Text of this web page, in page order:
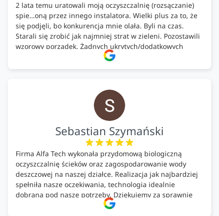
2 lata temu uratowali moją oczyszczalnię (rozsączanie)
spie…oną przez innego instalatora. Wielki plus za to, że
się podjęli, bo konkurencja mnie olała. Byli na czas.
Starali się zrobić jak najmniej strat w zieleni. Pozostawili
wzorowy porządek. Żadnych ukrytych/dodatkowych
kosztów. Zaskoczenie. Kontakt bardzo OK. Obsługa
pomontażowa również OK. A ich środki do oczyszczalni –
Sebastian Szymański
Firma Alfa Tech wykonała przydomową biologiczną
oczyszczalnię ścieków oraz zagospodarowanie wody
deszczowej na naszej działce. Realizacja jak najbardziej
spełniła nasze oczekiwania, technologia idealnie
dobrana pod nasze potrzeby. Dziękujemy za sprawnie
wykonany montaż w świetnej atmosferze! Polecam!